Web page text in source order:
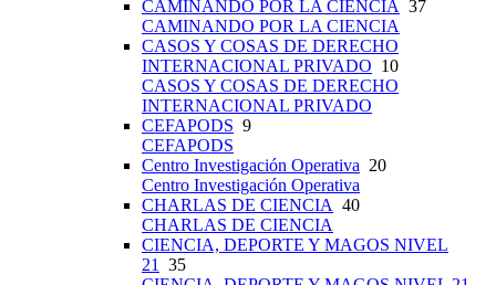
CAMINANDO POR LA CIENCIA 37
CAMINANDO POR LA CIENCIA
CASOS Y COSAS DE DERECHO
INTERNACIONAL PRIVADO 10
CASOS Y COSAS DE DERECHO
INTERNACIONAL PRIVADO
CEFAPODS 9
CEFAPODS
Centro Investigación Operativa 20
Centro Investigación Operativa
CHARLAS DE CIENCIA 40
CHARLAS DE CIENCIA
CIENCIA, DEPORTE Y MAGOS NIVEL
21
35